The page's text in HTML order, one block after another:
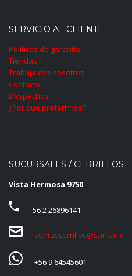
SERVICIO AL CLIENTE
Políticas de garantía
Tiendas
Trabaja con nosotros
Contacto
Despachos
¿Por qué preferirnos?
SUCURSALES / CERRILLOS
Vista Hermosa 9750
56 2 26896141
ventascerrillos@sancar.cl
+56 9 64545601